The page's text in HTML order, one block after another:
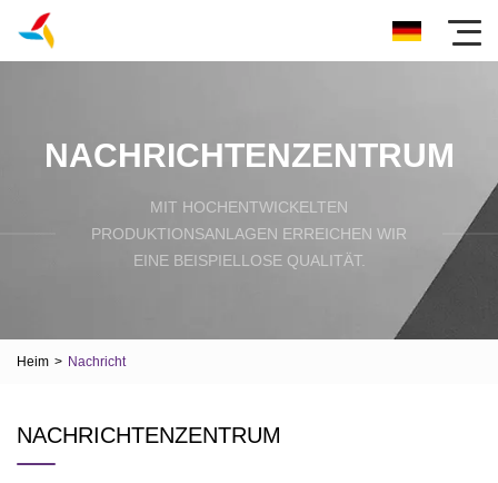
NACHRICHTENZENTRUM
MIT HOCHENTWICKELTEN
PRODUKTIONSANLAGEN ERREICHEN WIR
EINE BEISPIELLOSE QUALITÄT.
Heim > Nachricht
NACHRICHTENZENTRUM